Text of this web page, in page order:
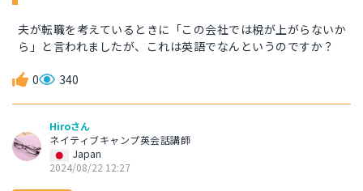
夫が転職を考えているときに「この会社では梲が上がらないか
ら」と言われましたが、これは英語でなんというのですか？
0 340
Hiroさん
ネイティブキャンプ英会話講師
Japan
2024/08/22 12:27